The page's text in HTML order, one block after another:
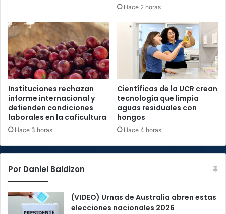
Hace 2 horas
Instituciones rechazan
informe internacional y
defienden condiciones
laborales en la caficultura
Hace 3 horas
Científicas de la UCR crean
tecnología que limpia
aguas residuales con
hongos
Hace 4 horas
Por Daniel Baldizon
(VIDEO) Urnas de Australia abren estas
elecciones nacionales 2026